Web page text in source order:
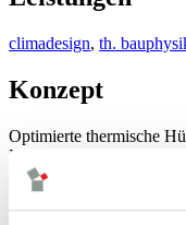
climadesign, th.
Konzept
Optimierte thermische
KfW-Effizenzhaus 70
Optimierte
Wärmeversorgung über
Wärme- und